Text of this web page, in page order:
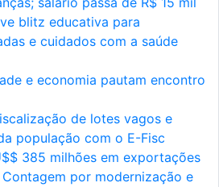
blitz educativa para
e cuidados com a saúde
e economia pautam encontro
de lotes vagos e
população com o E-Fisc
385 milhões em exportações
por modernização e